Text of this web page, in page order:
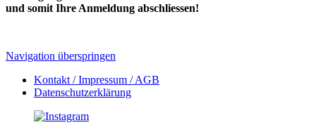
und somit Ihre Anmeldung abschliessen!
Navigation überspringen
Kontakt / Impressum / AGB
Datenschutzerklärung